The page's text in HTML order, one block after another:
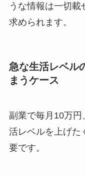
うな情報は一切
求められます。
急な生活レベル
まうケース
副業で毎月10万円
活レベルを上げた
要です。